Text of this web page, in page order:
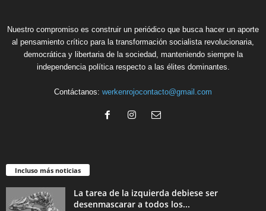
Nuestro compromiso es construir un periódico que busca hacer un aporte
al pensamiento crítico para la transformación socialista revolucionaria,
democrática y libertaria de la sociedad, manteniendo siempre la
independencia política respecto a las élites dominantes.
Contáctanos: werkenrojocontacto@gmail.com
Incluso más noticias
La tarea de la izquierda debiese ser
desenmascarar a todos los...